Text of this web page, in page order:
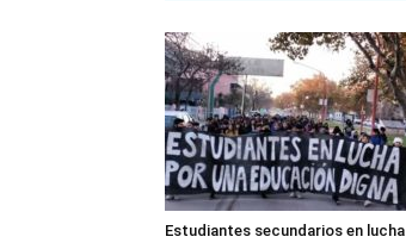
Estudiantes secundarios en lucha